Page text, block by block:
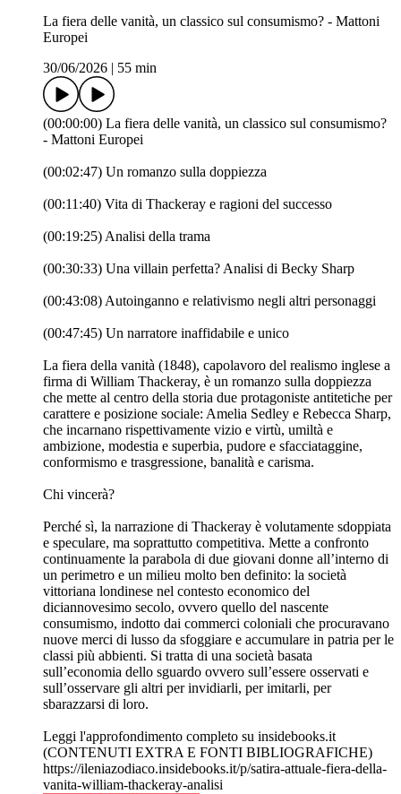
La fiera delle vanità, un classico sul consumismo? - Mattoni
Europei
30/06/2026
55 min
(00:00:00) La fiera delle vanità, un classico sul consumismo?
- Mattoni Europei
(00:02:47) Un romanzo sulla doppiezza
(00:11:40) Vita di Thackeray e ragioni del successo
(00:19:25) Analisi della trama
(00:30:33) Una villain perfetta? Analisi di Becky Sharp
(00:43:08) Autoinganno e relativismo negli altri personaggi
(00:47:45) Un narratore inaffidabile e unico
La fiera della vanità (1848), capolavoro del realismo inglese a
firma di William Thackeray, è un romanzo sulla doppiezza
che mette al centro della storia due protagoniste antitetiche per
carattere e posizione sociale: Amelia Sedley e Rebecca Sharp,
che incarnano rispettivamente vizio e virtù, umiltà e
ambizione, modestia e superbia, pudore e sfacciataggine,
conformismo e trasgressione, banalità e carisma.
Chi vincerà?
Perché sì, la narrazione di Thackeray è volutamente sdoppiata
e speculare, ma soprattutto competitiva. Mette a confronto
continuamente la parabola di due giovani donne all’interno di
un perimetro e un milieu molto ben definito: la società
vittoriana londinese nel contesto economico del
diciannovesimo secolo, ovvero quello del nascente
consumismo, indotto dai commerci coloniali che procuravano
nuove merci di lusso da sfoggiare e accumulare in patria per le
classi più abbienti. Si tratta di una società basata
sull’economia dello sguardo ovvero sull’essere osservati e
sull’osservare gli altri per invidiarli, per imitarli, per
sbarazzarsi di loro.
Leggi l'approfondimento completo su insidebooks.it
(CONTENUTI EXTRA E FONTI BIBLIOGRAFICHE)
https://ileniazodiaco.insidebooks.it/p/satira-attuale-fiera-della-
vanita-william-thackeray-analisi